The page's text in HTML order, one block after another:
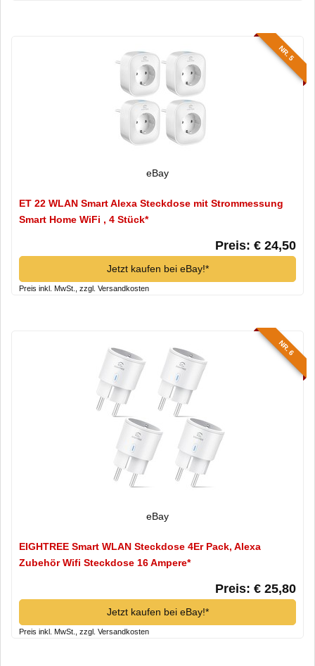
NR. 5
eBay
ET 22 WLAN Smart Alexa Steckdose mit Strommessung
Smart Home WiFi , 4 Stück*
Preis: € 24,50
Jetzt kaufen bei eBay!*
Preis inkl. MwSt., zzgl. Versandkosten
NR. 6
eBay
EIGHTREE Smart WLAN Steckdose 4Er Pack, Alexa
Zubehör Wifi Steckdose 16 Ampere*
Preis: € 25,80
Jetzt kaufen bei eBay!*
Preis inkl. MwSt., zzgl. Versandkosten